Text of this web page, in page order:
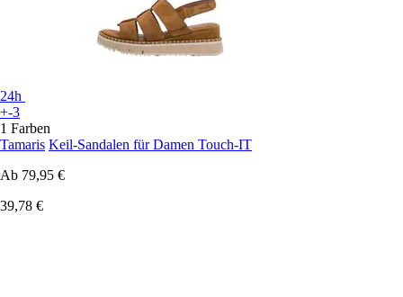
24h
+-3
1 Farben
Tamaris Keil-Sandalen für Damen Touch-IT
Ab 79,95 €
39,78 €